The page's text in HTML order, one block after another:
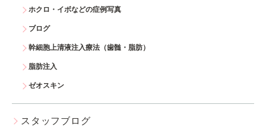
ホクロ・イボなどの症例写真
ブログ
幹細胞上清液注入療法（歯髄・脂肪）
脂肪注入
ゼオスキン
スタッフブログ